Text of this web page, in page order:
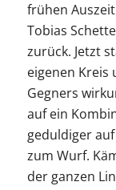
frühen
Tobias
zurück. Jetzt
eigenen Kreis
Gegners
auf ein
geduldiger
zum Wurf.
der ganzen